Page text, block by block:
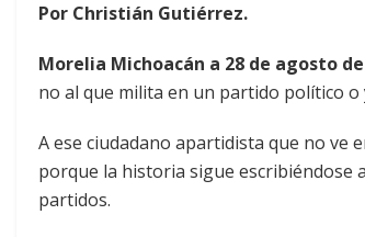
Por Christián Gutiérrez.
Morelia Michoacán a 28 de agosto de
no al que milita en un partido político
A ese ciudadano apartidista que no ve
porque la historia sigue escribiéndose
partidos.